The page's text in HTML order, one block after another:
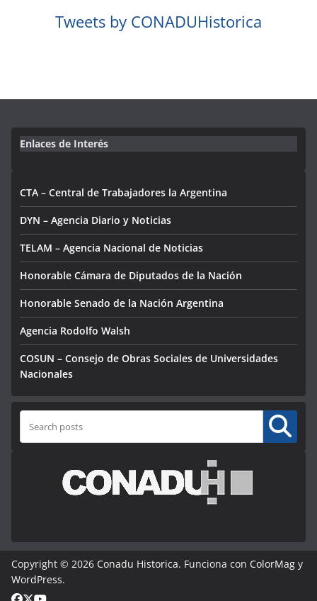
Tweets by CONADUHistorica
Enlaces de Interés
CTA – Central de Trabajadores la Argentina
DYN – Agencia Diario y Noticias
TELAM – Agencia Nacional de Noticias
Honorable Cámara de Diputados de la Nación
Honorable Senado de la Nación Argentina
Agencia Rodolfo Walsh
COSUN – Consejo de Obras Sociales de Universidades
Nacionales
Buscar
Copyright © 2026 Conadu Historica. Funciona con ColorMag y
WordPress.